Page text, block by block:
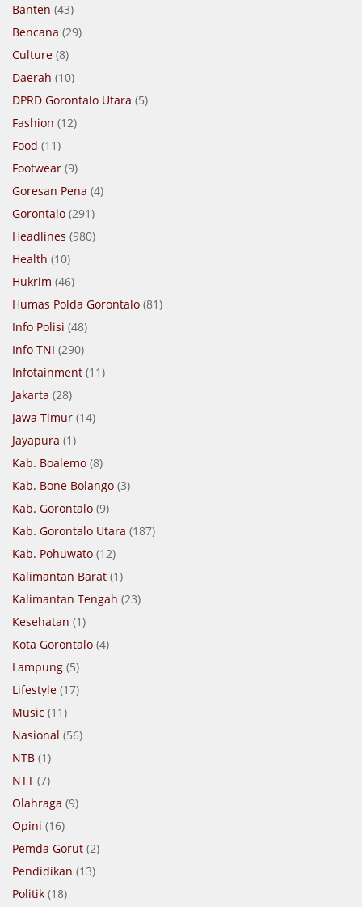
Banten (43)
Bencana (29)
Culture (8)
Daerah (10)
DPRD Gorontalo Utara (5)
Fashion (12)
Food (11)
Footwear (9)
Goresan Pena (4)
Gorontalo (291)
Headlines (980)
Health (10)
Hukrim (46)
Humas Polda Gorontalo (81)
Info Polisi (48)
Info TNI (290)
Infotainment (11)
Jakarta (28)
Jawa Timur (14)
Jayapura (1)
Kab. Boalemo (8)
Kab. Bone Bolango (3)
Kab. Gorontalo (9)
Kab. Gorontalo Utara (187)
Kab. Pohuwato (12)
Kalimantan Barat (1)
Kalimantan Tengah (23)
Kesehatan (1)
Kota Gorontalo (4)
Lampung (5)
Lifestyle (17)
Music (11)
Nasional (56)
NTB (1)
NTT (7)
Olahraga (9)
Opini (16)
Pemda Gorut (2)
Pendidikan (13)
Politik (18)